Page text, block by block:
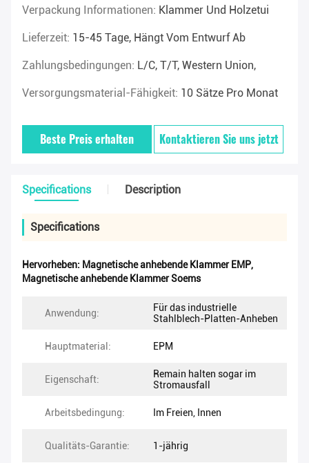
Verpackung Informationen: Klammer Und Holzetui
Lieferzeit: 15-45 Tage, Hängt Vom Entwurf Ab
Zahlungsbedingungen: L/C, T/T, Western Union,
Versorgungsmaterial-Fähigkeit: 10 Sätze Pro Monat
Beste Preis erhalten Kontaktieren Sie uns jetzt
Specifications Description
Specifications
Hervorheben: Magnetische anhebende Klammer EMP,
Magnetische anhebende Klammer Soems
Anwendung:
Für das industrielle
Stahlblech-Platten-Anheben
Hauptmaterial: EPM
Eigenschaft:
Remain halten sogar im
Stromausfall
Arbeitsbedingung: Im Freien, Innen
Qualitäts-Garantie: 1-jährig